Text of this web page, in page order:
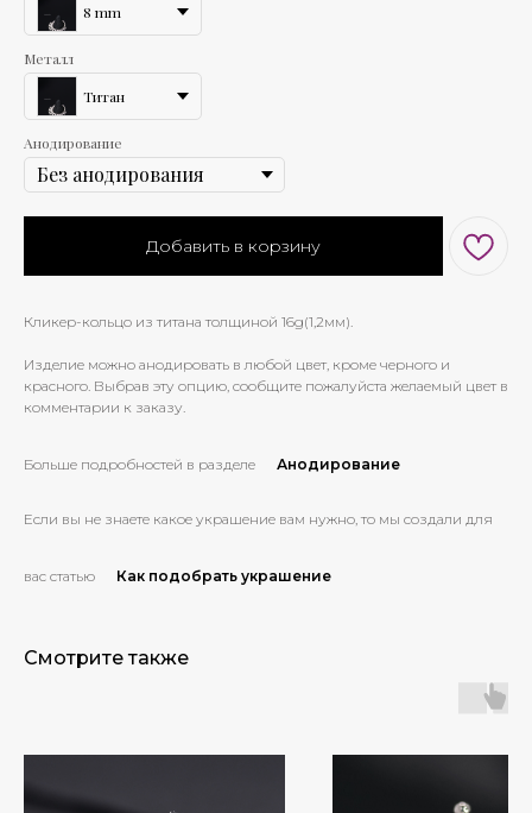
8 mm
Металл
Титан
Анодирование
Добавить в корзину
Кликер-кольцо из титана толщиной 16g(1,2мм).
Изделие можно анодировать в любой цвет, кроме черного и
красного. Выбрав эту опцию, сообщите пожалуйста желаемый цвет в
комментарии к заказу.
Больше подробностей в разделе Анодирование
Если вы не знаете какое украшение вам нужно, то мы создали для
вас статью Как подобрать украшение
Смотрите также